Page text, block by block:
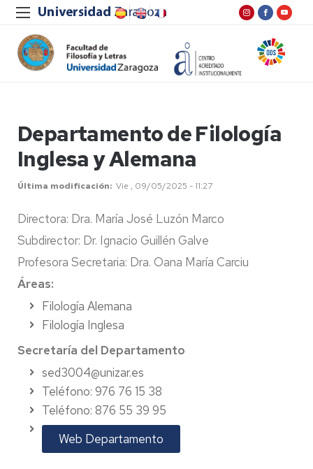
Departamento de Filología
Inglesa y Alemana
Última modificación Vie , 09/05/2025 - 11:27
Directora: Dra. María José Luzón Marco
Subdirector: Dr. Ignacio Guillén Galve
Profesora Secretaria: Dra. Oana María Carciu
Áreas:
Filología Alemana
Filología Inglesa
Secretaría del Departamento
sed3004@unizar.es
Teléfono: 976 76 15 38
Teléfono: 876 55 39 95
Web Departamento